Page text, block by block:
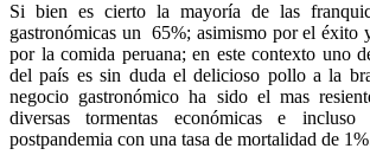
Si bien es cierto la mayoría de las
gastronómicas un 65%; asimismo por el éxito
por la comida peruana; en este contexto uno
del país es sin duda el delicioso pollo a la
negocio gastronómico ha sido el mas
diversas tormentas económicas e
postpandemia con una tasa de mortalidad de